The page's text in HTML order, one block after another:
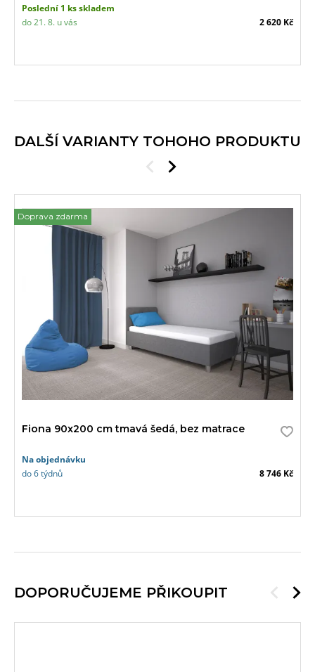
Poslední 1 ks skladem
do 21. 8. u vás
2 620 Kč
DALŠÍ VARIANTY TOHOHO PRODUKTU
Doprava zdarma
Fiona 90x200 cm tmavá šedá, bez matrace
Na objednávku
do 6 týdnů
8 746 Kč
DOPORUČUJEME PŘIKOUPIT